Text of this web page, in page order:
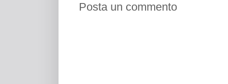
Posta un commento